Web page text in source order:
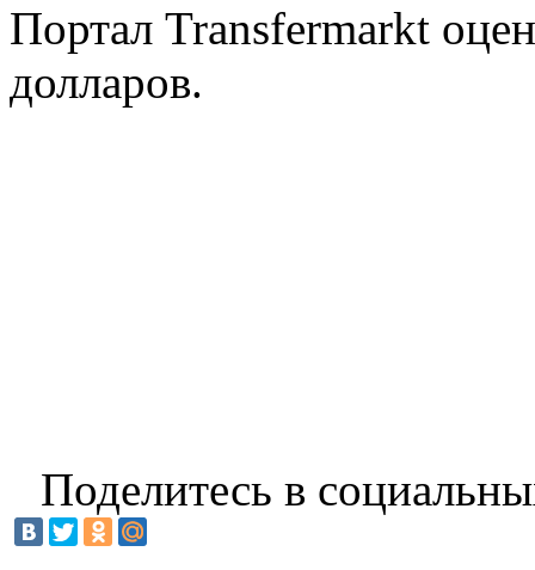
Портал Transfermarkt
долларов.
Поделитесь в